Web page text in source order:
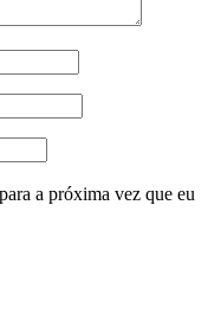
a próxima vez que eu